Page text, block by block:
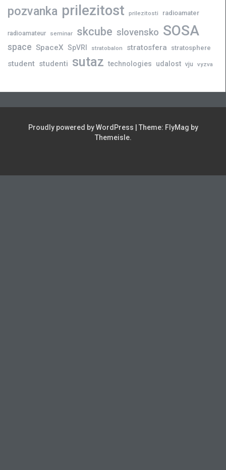
pozvanka prilezitost prilezitosti radioamater
radioamateur seminar skcube slovensko SOSA
space SpaceX SpVRI stratobalon stratosfera stratosphere
student studenti sutaz technologies udalost vju vyzva
Proudly powered by WordPress Theme: FlyMag by
Themeisle.